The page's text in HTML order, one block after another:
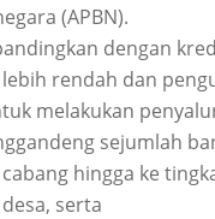
(APBN).
dengan
rendah dan
melakukan
sejumlah
hingga ke
serta